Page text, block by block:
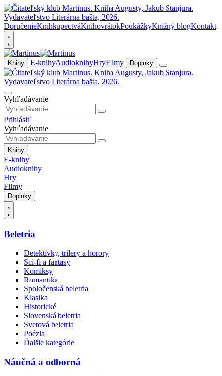
DoručenieKníhkupectváKnihovrátokPoukážkyKnižný blogKontakt
Knihy E-knihyAudioknihyHryFilmy Doplnky
Vyhľadávanie
Prihlásiť
Vyhľadávanie
Knihy
E-knihy
Audioknihy
Hry
Filmy
Doplnky
Beletria
Detektívky, trilery a horory
Sci-fi a fantasy
Komiksy
Romantika
Spoločenská beletria
Klasika
Historické
Slovenská beletria
Svetová beletria
Poézia
Ďalšie kategórie
Náučná a odborná